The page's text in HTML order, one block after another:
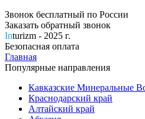
Звонок бесплатный по России
Заказать обратный звонок
Inturizm - 2025 г.
Безопасная оплата
Главная
Популярные направления
Кавказские Минеральные
Краснодарский край
Алтайский край